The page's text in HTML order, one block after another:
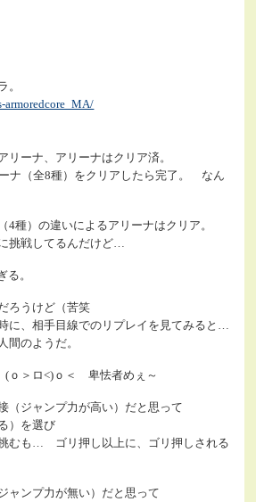
。
armoredcore_MA/
リーナ、アリーナはクリア済。
ナ（全8種）をクリアしたら完了。 なん
4種）の違いによるアリーナはクリア。
挑戦してるんだけど…
。
ろうけど（苦笑
に、相手目線でのリプレイを見てみると…
間のようだ。
(ｏ＞ロ<)ｏ＜ 卑怯者めぇ～
（ジャンプ力が高い）だと思って
）を選び
挑むも… ゴリ押し以上に、ゴリ押しされる
ャンプ力が無い）だと思って